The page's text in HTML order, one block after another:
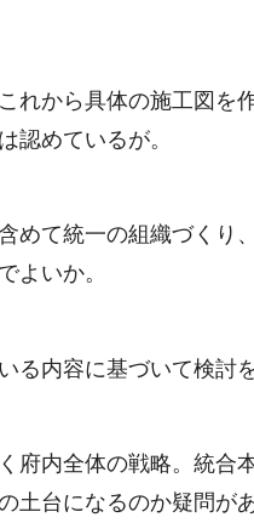
れから具体の施工図
認めているが。
めて統一の組織づく
よいか。
る内容に基づいて検討
府内全体の戦略。統
土台になるのか疑問が